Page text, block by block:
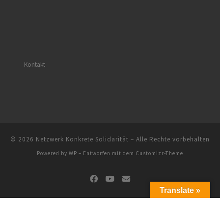
Kontakt
© 2026 Netzwerk Konkrete Solidarität – Alle Rechte vorbehalten
Powered by WP – Entworfen mit dem Customizr-Theme
Translate »